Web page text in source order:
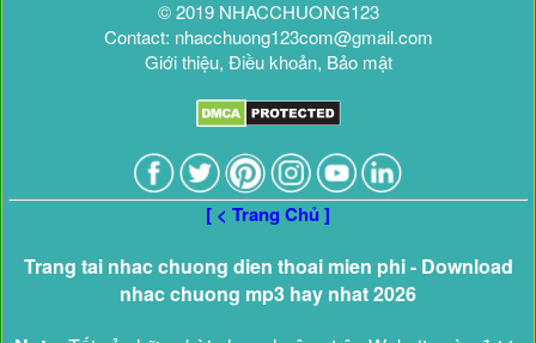
© 2019 NHACCHUONG123
Contact: nhacchuong123com@gmail.com
Giới thiệu, Điều khoản, Bảo mật
[ < Trang Chủ ]
Trang tai nhac chuong dien thoai mien phi - Download
nhac chuong mp3 hay nhat 2026